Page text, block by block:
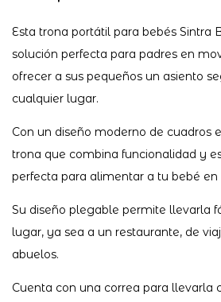
Esta trona portátil para bebés Sintra
solución perfecta para padres en
ofrecer a sus pequeños un asiento
cualquier lugar.
Con un diseño moderno de cuadros
trona que combina funcionalidad y
perfecta para alimentar a tu bebé en
Su diseño plegable permite llevarla
lugar, ya sea a un restaurante, de
abuelos.
Cuenta con una correa para llevarla